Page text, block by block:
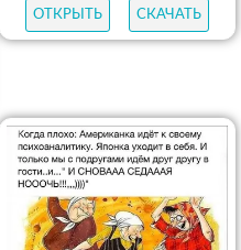
ОТКРЫТЬ СКАЧАТЬ